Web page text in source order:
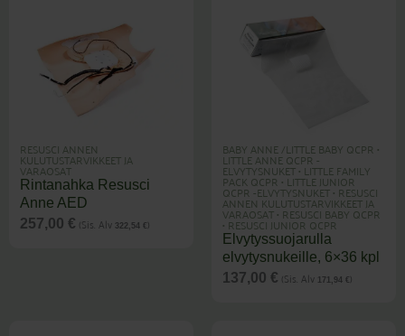
RESUSCI ANNEN
KULUTUSTARVIKKEET JA
VARAOSAT
Rintanahka Resusci
Anne AED
257,00 € (Sis. Alv 322,54 € )
BABY ANNE /LITTLE BABY QCPR •
LITTLE ANNE QCPR -
ELVYTYSNUKET•LITTLE FAMILY
PACK QCPR•LITTLE JUNIOR
QCPR -ELVYTYSNUKET•RESUSCI
ANNEN KULUTUSTARVIKKEET JA
VARAOSAT•RESUSCI BABY QCPR
•RESUSCI JUNIOR QCPR
Elvytyssuojarulla
elvytysnukeille, 6×36 kpl
137,00 € (Sis. Alv 171,94 € )